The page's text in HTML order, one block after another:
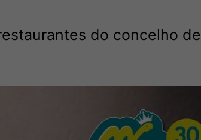
do concelho de